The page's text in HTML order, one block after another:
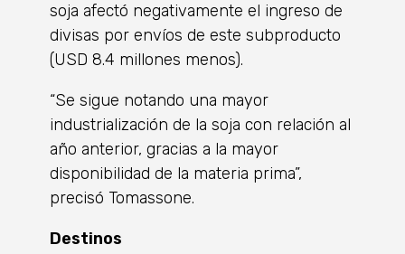
soja afectó negativamente el ingreso de
divisas por envíos de este subproducto
(USD 8.4 millones menos).
“Se sigue notando una mayor
industrialización de la soja con relación al
año anterior, gracias a la mayor
disponibilidad de la materia prima”,
precisó Tomassone.
Destinos